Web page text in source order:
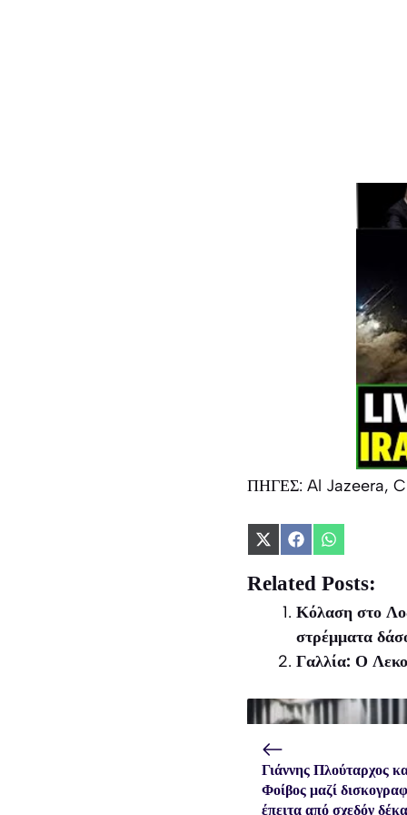
ΠΗΓΕΣ: Al Jazeera,
Share
X
(Twitter)
Share
Facebook
Share
WhatsApp
Related Posts:
Κόλαση στο
στρέμματα
Γαλλία: Ο
Γιάννης Πλούταρχος
Φοίβος μαζί
έπειτα από σχεδόν δέκα